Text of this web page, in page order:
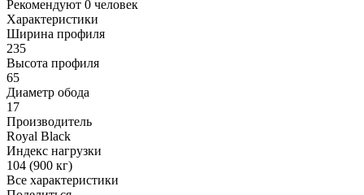
Рекомендуют 0 человек
Характеристики
Ширина профиля
235
Высота профиля
65
Диаметр обода
17
Производитель
Royal Black
Индекс нагрузки
104 (900 кг)
Все характеристики